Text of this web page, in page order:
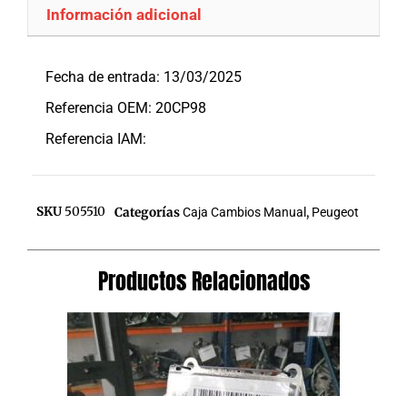
Información adicional
Fecha de entrada: 13/03/2025
Referencia OEM: 20CP98
Referencia IAM:
SKU 505510 CategoríasCaja Cambios Manual , Peugeot
Productos Relacionados